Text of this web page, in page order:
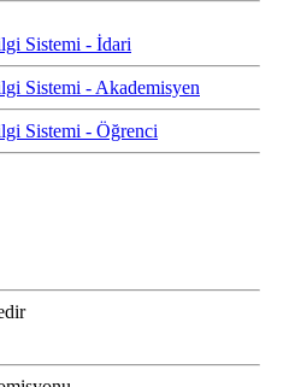
Sistemi - İdari
Sistemi - Akademisyen
Sistemi - Öğrenci